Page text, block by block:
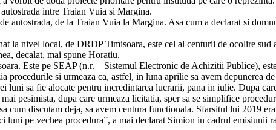
intre Traian Vuia si Margina.
autostrada, de la Traian Vuia la Margina. Asa cum a declarat si
la nivel local, de DRDP Timisoara, este cel al centurii de ocolire
decalat, mai spune Horatiu.
Este pe SEAP (n.r. – Sistemul Electronic de Achizitii Publice),
procedurile si urmeaza ca, astfel, in luna aprilie sa avem depunerea
luni sa fie alocate pentru incredintarea lucrarii, pana in iulie. Dupa
pesimista, dupa care urmeaza licitatia, sper sa se simplifice
cum discutam deja, sa avem centura functionala. Sfarsitul lui 2019
luni pe vechea procedura”, a mai declarat Simion in cadrul emisiunii